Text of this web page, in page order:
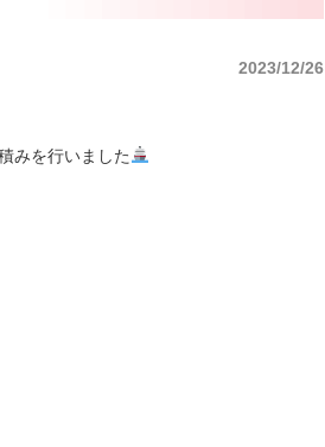
2023/12/26
みを行いました